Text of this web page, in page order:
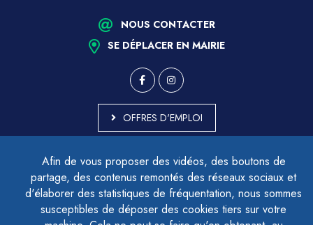
Afin de vous proposer des vidéos, des boutons de
partage, des contenus remontés des réseaux sociaux et
d'élaborer des statistiques de fréquentation, nous sommes
susceptibles de déposer des cookies tiers sur votre
NOUS CONTACTER
SE DÉPLACER EN MAIRIE
OFFRES D'EMPLOI
ACCESSIBILITÉ - PARTIELLEMENT CONFORME
PLAN DU SITE
MENTIONS LÉGALES
CONTACTER LE DÉLÉGUÉ À LA PROTECTION DES DONNÉES
GESTION DES COOKIES